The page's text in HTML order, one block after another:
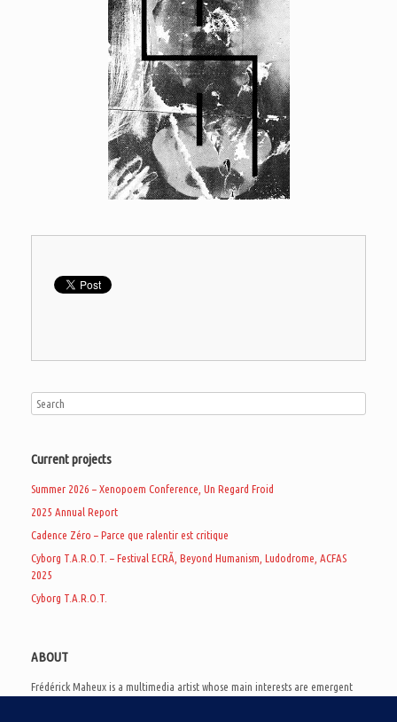
Current projects
Summer 2026 – Xenopoem Conference, Un Regard Froid
2025 Annual Report
Cadence Zéro – Parce que ralentir est critique
Cyborg T.A.R.O.T. – Festival ECRÃ, Beyond Humanism, Ludodrome, ACFAS
2025
Cyborg T.A.R.O.T.
ABOUT
Frédérick Maheux is a multimedia artist whose main interests are emergent